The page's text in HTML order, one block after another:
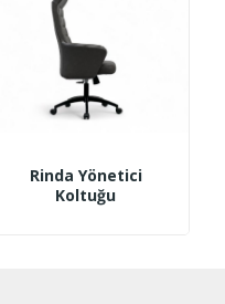
Rinda Yönetici
Koltuğu